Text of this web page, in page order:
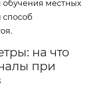
обучения местных
способ
на что
при